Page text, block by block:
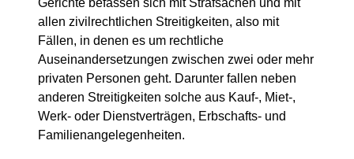
Gerichte befassen sich mit Strafsachen und mit
allen zivilrechtlichen Streitigkeiten, also mit
Fällen, in denen es um rechtliche
Auseinandersetzungen zwischen zwei oder mehr
privaten Personen geht. Darunter fallen neben
anderen Streitigkeiten solche aus Kauf-, Miet-,
Werk- oder Dienstverträgen, Erbschafts- und
Familienangelegenheiten.